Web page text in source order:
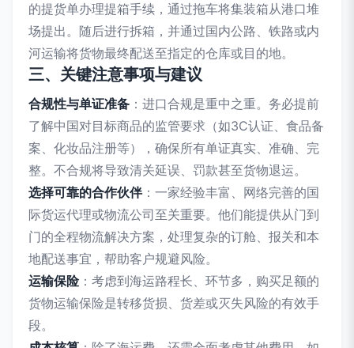
的提货单办理提箱手续，通过拖车将集装箱从港口堆
场提出。随后进行拆箱，并通过国内公路、铁路或内
河运输将货物最终配送至指定的仓库或目的地。
三、关键注意事项与建议
合规性与单证准备 ：进口合规是重中之重。务必提前
了解中国对目标商品的监管要求（如3C认证、食品备
案、化妆品注册等），确保所有单证真实、准确、完
整。不合规将导致清关延误、罚款甚至货物退运。
选择可靠的合作伙伴：一家经验丰富、网络完善的国
际货运代理或物流公司至关重要。他们能提供从门到
门的全程物流解决方案，处理复杂的订舱、报关和本
地配送事宜，帮助客户规避风险。
运输保险：考虑到海运路程长、环节多，购买足额的
货物运输保险是转移货损、货差或灭失风险的有效手
段。